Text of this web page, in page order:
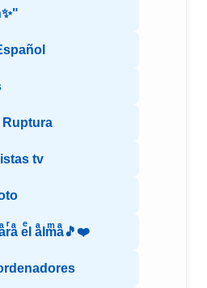
Ruptura
tv
eͤl aͣlmͫaͣ🎵❤️